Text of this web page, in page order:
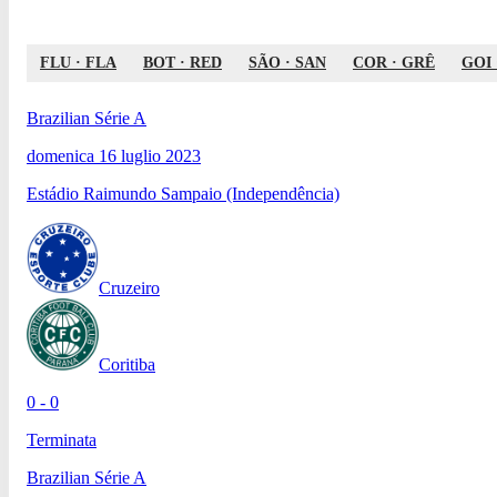
FLU · FLA BOT· RED SÃO · SAN COR · GRÊ GOI
Brazilian Série A
domenica 16 luglio 2023
Estádio Raimundo Sampaio (Independência)
Cruzeiro
Coritiba
0 - 0
Terminata
Brazilian Série A